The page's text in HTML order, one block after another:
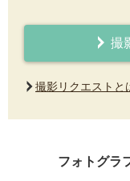
撮
撮影リクエストと
フォトグラ